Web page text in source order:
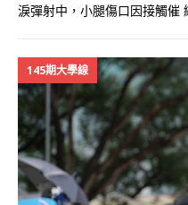
淚彈射中，小腿傷口因接觸催
145期大學線